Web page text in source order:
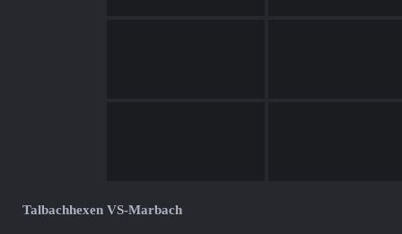
Talbachhexen VS-Marbach